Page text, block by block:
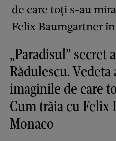
„Paradisul” secret
Rădulescu.
imaginile de care
Cum trăia cu Felix
Monaco